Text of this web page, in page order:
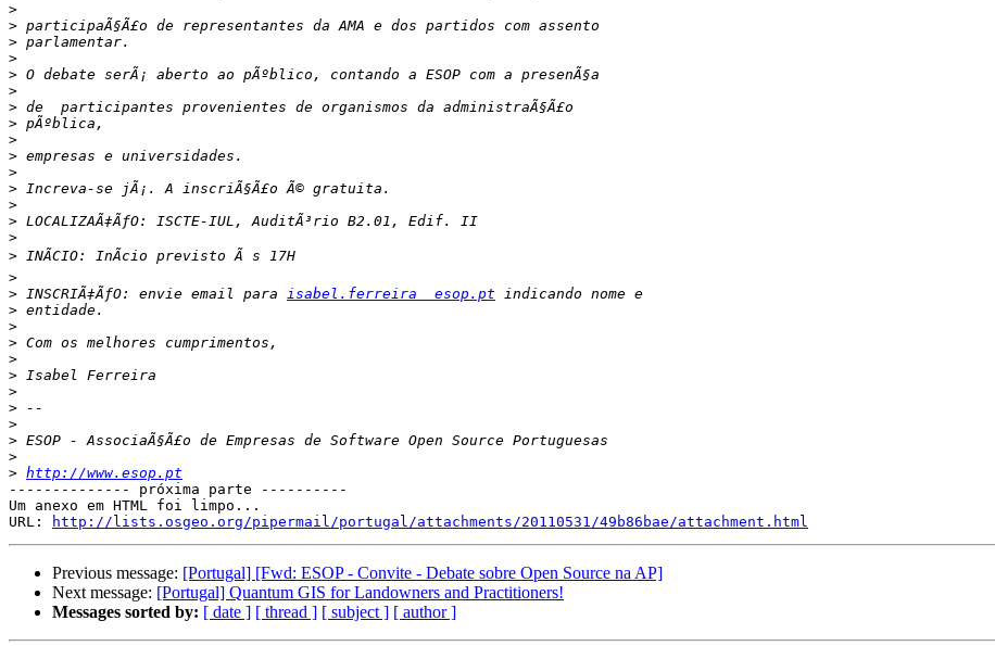
>
>
>
>
>
>
>
>
>
>
>
>
>
>
>
>
>
> INSCRIÃ‡ÃƒO: envie email para isabel.ferreira  esop.pt
>
>
>
>
>
>
>
>
>
>
> http://www.esop.pt
-------------- próxima parte ----------
Um anexo em HTML foi limpo...
URL:
http://lists.osgeo.org/pipermail/portugal/attachments/20110531/49b86bae/attachment.html
Previous message: [Portugal] [Fwd: ESOP - Convite - Debate sobre Open Source na AP]
Next message: [Portugal] Quantum GIS for Landowners and Practitioners!
Messages sorted by: [ date ] [ thread ] [ subject ] [ author ]